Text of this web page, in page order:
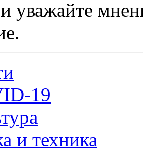
уважайте
19
и техника